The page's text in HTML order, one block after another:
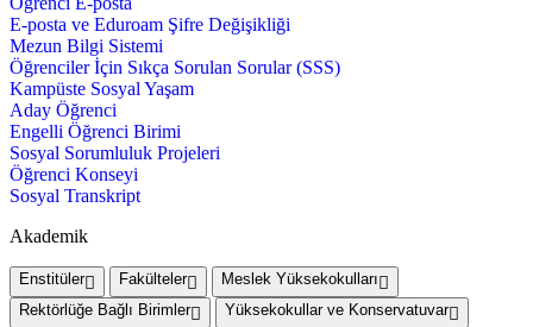
E-posta ve Eduroam Şifre Değişikliği
Mezun Bilgi Sistemi
Öğrenciler İçin Sıkça Sorulan Sorular (SSS)
Kampüste Sosyal Yaşam
Aday Öğrenci
Engelli Öğrenci Birimi
Sosyal Sorumluluk Projeleri
Öğrenci Konseyi
Sosyal Transkript
Akademik
Enstitüler Fakülteler
Meslek Yüksekokulları
Rektörlüğe Bağlı Birimler
Yüksekokullar ve Konservatuvar